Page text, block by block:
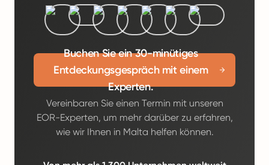
Buchen Sie ein 30-minütiges
Entdeckungsgespräch mit einem
Experten.
Vereinbaren Sie einen Termin mit unseren
EOR-Experten, um mehr darüber zu erfahren,
wie wir Ihnen in Malta helfen können.